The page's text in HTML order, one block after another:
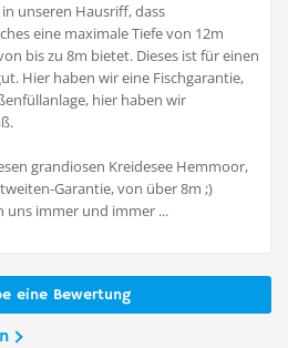
unseren Hausriff, dass
eine maximale Tiefe von 12m
bis zu 8m bietet. Dieses ist für einen
Hier haben wir eine Fischgarantie,
hier haben wir
grandiosen Kreidesee Hemmoor,
Garantie, von über 8m ;)
uns immer und immer ...
eine Bewertung